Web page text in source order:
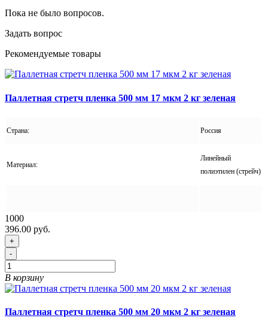
Пока не было вопросов.
Задать вопрос
Рекомендуемые товары
Паллетная стретч пленка 500 мм 17 мкм 2 кг зеленая
Страна: Россия
Материал:
Линейный
полиэтилен (стрейч)
1000
396.00 руб.
+
-
В корзину
Паллетная стретч пленка 500 мм 20 мкм 2 кг зеленая